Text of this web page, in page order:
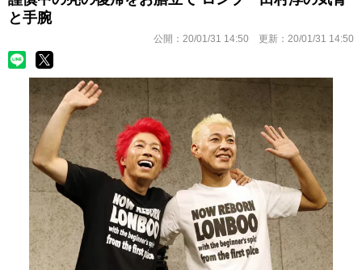
と手腕
公開： 20/01/31 14:50 更新： 20/01/31 14:50